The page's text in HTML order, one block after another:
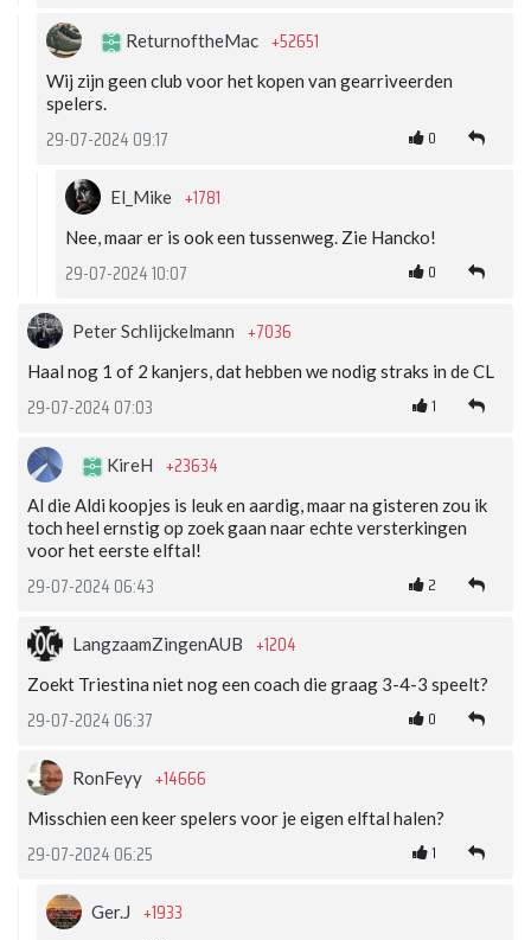
ReturnoftheMac +52651
Wij zijn geen club voor het kopen van gearriveerden
spelers.
29-07-2024 09:17 0
El_Mike +1781
Nee, maar er is ook een tussenweg. Zie Hancko!
29-07-2024 10:07 0
Peter Schlijckelmann +7036
Haal nog 1 of 2 kanjers, dat hebben we nodig straks in de CL
29-07-2024 07:03 1
KireH +23634
Al die Aldi koopjes is leuk en aardig, maar na gisteren zou ik
toch heel ernstig op zoek gaan naar echte versterkingen
voor het eerste elftal!
29-07-2024 06:43 2
LangzaamZingenAUB +1204
Zoekt Triestina niet nog een coach die graag 3-4-3 speelt?
29-07-2024 06:37 0
RonFeyy +14666
Misschien een keer spelers voor je eigen elftal halen?
29-07-2024 06:25 1
Ger.J +1933